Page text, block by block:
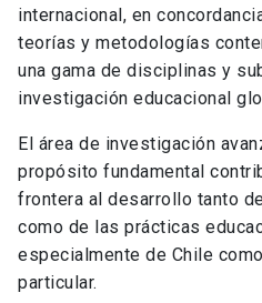
internacional, en
teorías y metodologías
una gama de disciplinas y
investigación educacional
El área de investigación
propósito fundamental
frontera al desarrollo tanto
como de las prácticas
especialmente de Chile
particular.